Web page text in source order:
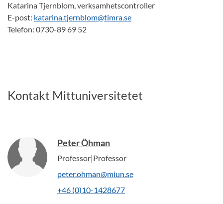
Katarina Tjernblom, verksamhetscontroller
E-post: katarina.tjernblom@timra.se
Telefon: 0730-89 69 52
Kontakt Mittuniversitetet
Peter Öhman
Professor|Professor
peter.ohman@miun.se
+46 (0)10-1428677